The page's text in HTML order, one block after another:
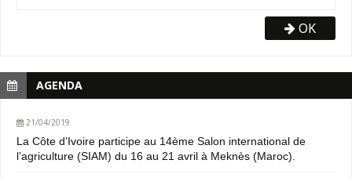
OK
AGENDA
21/04/2019
La Côte d’Ivoire participe au 14ème Salon international de
l’agriculture (SIAM) du 16 au 21 avril à Meknès (Maroc).